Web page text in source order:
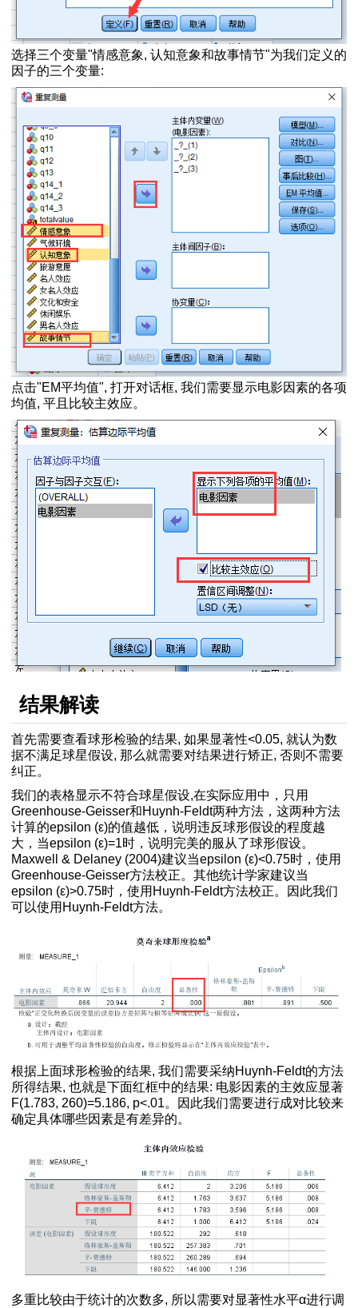
果分析
果分析方法
法和结果分析
】
异检验
进行方差分析
态性
比较
析方法
值并形成变量
的检验
较
析方法
和解释
进行排序
分析
项选择题分析
结果解释方法
交互分析
类
量
的交互作用
方法
方法
的标准误都是一样的
选择三个变量"情感意象, 认知意象和故事情节"为我们定义的
因子的三个变量:
点击"EM平均值", 打开对话框, 我们需要显示电影因素的各项
均值, 平且比较主效应。
结果解读
首先需要查看球形检验的结果, 如果显著性<0.05, 就认为数
据不满足球星假设, 那么就需要对结果进行矫正, 否则不需要
纠正。
我们的表格显示不符合球星假设,在实际应用中，只用
Greenhouse-Geisser和Huynh-Feldt两种方法，这两种方法
计算的epsilon (ε)的值越低，说明违反球形假设的程度越
大，当epsilon (ε)=1时，说明完美的服从了球形假设。
Maxwell & Delaney (2004)建议当epsilon (ε)<0.75时，使用
Greenhouse-Geisser方法校正。其他统计学家建议当
epsilon (ε)>0.75时，使用Huynh-Feldt方法校正。因此我们
可以使用Huynh-Feldt方法。
根据上面球形检验的结果, 我们需要采纳Huynh-Feldt的方法
所得结果, 也就是下面红框中的结果: 电影因素的主效应显著
F(1.783, 260)=5.186, p<.01。因此我们需要进行成对比较来
确定具体哪些因素是有差异的。
多重比较由于统计的次数多, 所以需要对显著性水平α进行调